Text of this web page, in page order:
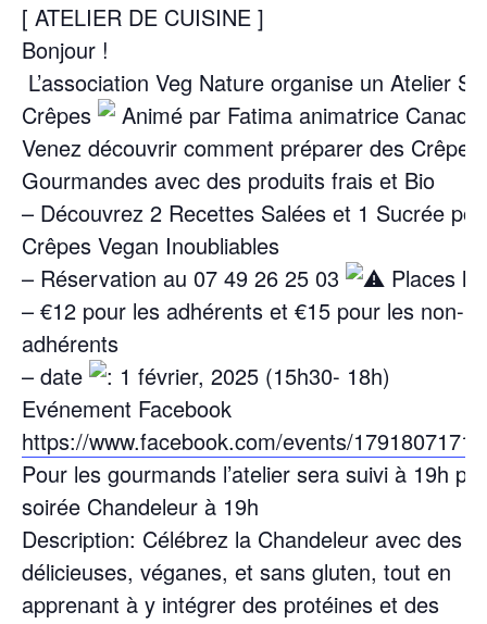
[ ATELIER DE CUISINE ]
Bonjour !
L’association Veg Nature organise un Atelier
Crêpes
Animé par Fatima animatrice
Venez découvrir comment préparer des Crêpes
Gourmandes avec des produits frais et Bio
– Découvrez 2 Recettes Salées et 1 Sucrée
Crêpes Vegan Inoubliables
– Réservation au 07 49 26 25 03
Places
– ⁠€12 pour les adhérents et €15 pour les non-
adhérents
– ⁠date
: 1 février, 2025 (15h30- 18h)
Evénement Facebook
https://www.facebook.com/events/
Pour les gourmands l’atelier sera suivi à 19h
soirée Chandeleur à 19h
Description: Célébrez la Chandeleur avec des
délicieuses, véganes, et sans gluten, tout en
apprenant à y intégrer des protéines et des